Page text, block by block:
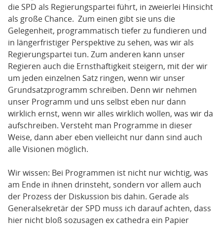
die SPD als Regierungspartei führt, in zweierlei Hinsicht
als große Chance. Zum einen gibt sie uns die
Gelegenheit, programmatisch tiefer zu fundieren und
in längerfristiger Perspektive zu sehen, was wir als
Regierungspartei tun. Zum anderen kann unser
Regieren auch die Ernsthaftigkeit steigern, mit der wir
um jeden einzelnen Satz ringen, wenn wir unser
Grundsatzprogramm schreiben. Denn wir nehmen
unser Programm und uns selbst eben nur dann
wirklich ernst, wenn wir alles wirklich wollen, was wir da
aufschreiben. Versteht man Programme in dieser
Weise, dann aber eben vielleicht nur dann sind auch
alle Visionen möglich.
Wir wissen: Bei Programmen ist nicht nur wichtig, was
am Ende in ihnen drinsteht, sondern vor allem auch
der Prozess der Diskussion bis dahin. Gerade als
Generalsekretär der SPD muss ich darauf achten, dass
hier nicht bloß sozusagen ex cathedra ein Papier